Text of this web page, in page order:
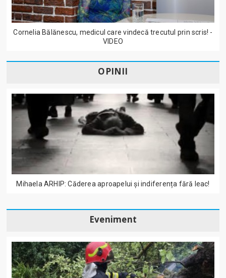
Cornelia Bălănescu, medicul care vindecă trecutul prin scris! -
VIDEO
OPINII
Mihaela ARHIP: Căderea aproapelui și indiferența fără leac!
Eveniment